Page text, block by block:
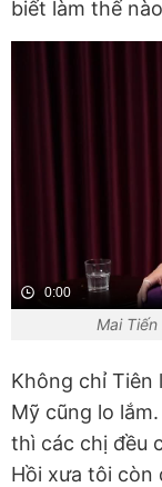
biết làm thế
0:00
Mai
Không chỉ Tiên
Mỹ cũng lo
thì các chị đều
Hồi xưa tôi còn